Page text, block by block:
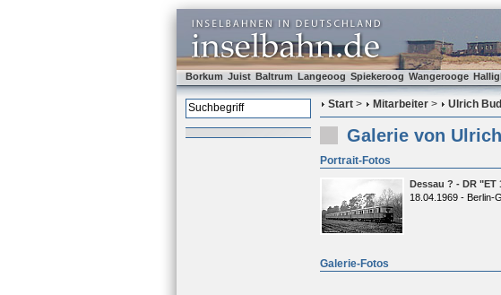
Borkum Juist Baltrum Langeoog Spiekeroog Wangerooge
Start > Mitarbeiter > Ulrich
Galerie von
Portrait-Fotos
Dessau ? - DR "ET
18.04.1969 - Berlin-
Galerie-Fotos